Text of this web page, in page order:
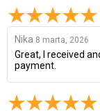
Nika 8 marta, 2026
Great, I received
payment.